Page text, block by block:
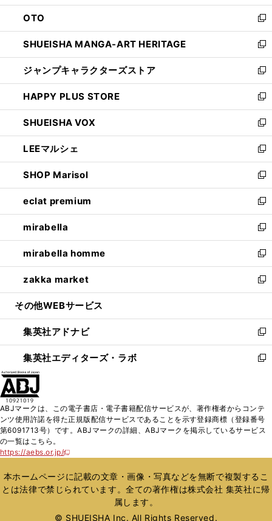
ウ
で
開
く
ン
ド
ウ
で
開
く
OTO
新
し
い
ウ
ィ
ン
ド
ウ
で
開
く
SHUEISHA MANGA-ART HERITAGE
新
し
い
ウ
ィ
ン
ド
ウ
で
開
く
ジャンプキャラクターズストア
新
し
い
ウ
ィ
ン
ド
ウ
で
開
く
HAPPY PLUS STORE
新
し
い
ウ
ィ
ン
ド
ウ
で
開
く
SHUEISHA VOX
新
し
い
ウ
ィ
ン
ド
ウ
で
開
く
LEEマルシェ
新
し
い
ウ
ィ
ン
ド
ウ
で
開
く
SHOP Marisol
新
し
い
ウ
ィ
ン
ド
ウ
で
開
eclat premium
新
し
い
ウ
ィ
ン
ド
ウ
開
く
mirabella
新
し
い
ウ
ィ
ン
ウ
で
開
く
mirabella homme
新
し
い
ウ
ン
ド
ウ
で
zakka market
新
し
ウ
ィ
ン
ド
く
その他WEBサービス
集英社アドナビ
新
し
い
ド
ウ
で
集英社エディターズ・ラボ
新
ィ
ン
ド
開
く
ABJマークは、この電子書店・電子書籍配信サービスが、著作権者からコンテ
ンツ使用許諾を得た正規版配信サービスであることを示す登録商標（登録番号
第6091713号）です。ABJマークの詳細、ABJマークを掲示しているサービス
の一覧はこちら。
https://aebs.or.jp/
新
い
ウ
ィ
本ホームページに記載の文章・画像・写真などを無断で複製するこ
とは法律で禁じられています。全ての著作権は株式会社 集英社に帰
属します。
© SHUEISHA Inc. All Rights Reserved.